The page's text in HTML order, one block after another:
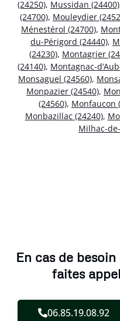
(24250), Mussidan (24400)
(24700), Mouleydier
Ménestérol (24700),
du-Périgord (24440),
(24230), Montagrier
(24140), Montagnac-
Monsaguel (24560),
Monpazier (24540),
(24560), Monfaucon
Monbazillac (24240),
Milhac-
En cas de
faites
06.85.19.08.92